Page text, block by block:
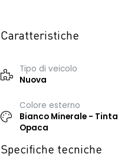
Caratteristiche
Tipo di veicolo
Nuova
Colore esterno
Bianco Minerale - Tinta
Opaca
Specifiche tecniche